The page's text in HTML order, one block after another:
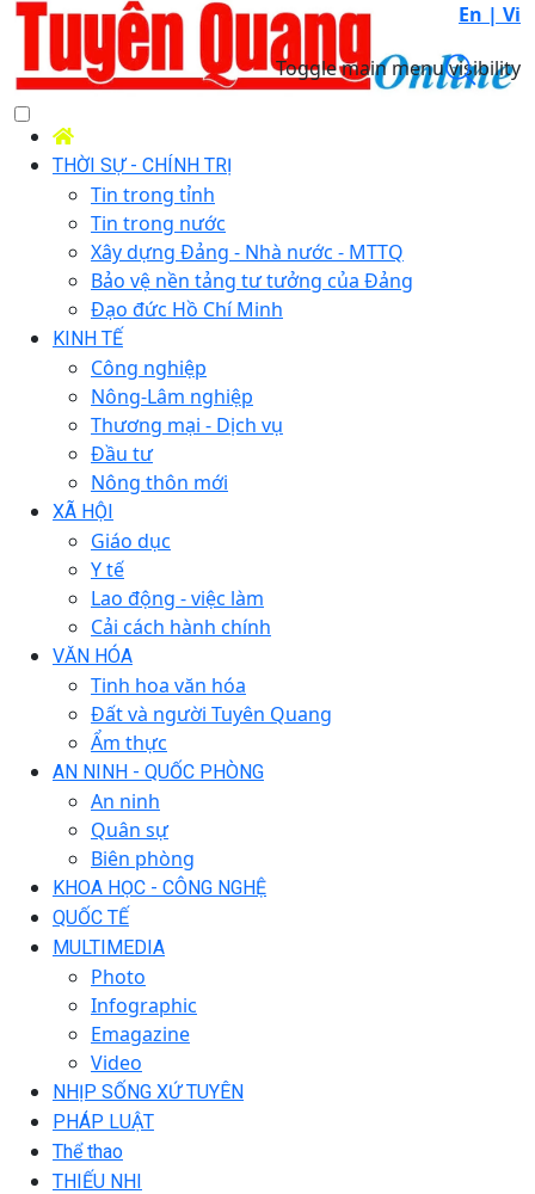
En | Vi
Toggle main menu visibility
THỜI SỰ - CHÍNH TRỊ
Tin trong tỉnh
Tin trong nước
Xây dựng Đảng - Nhà nước - MTTQ
Bảo vệ nền tảng tư tưởng của Đảng
Đạo đức Hồ Chí Minh
KINH TẾ
Công nghiệp
Nông-Lâm nghiệp
Thương mại - Dịch vụ
Đầu tư
Nông thôn mới
XÃ HỘI
Giáo dục
Y tế
Lao động - việc làm
Cải cách hành chính
VĂN HÓA
Tinh hoa văn hóa
Đất và người Tuyên Quang
Ẩm thực
AN NINH - QUỐC PHÒNG
An ninh
Quân sự
Biên phòng
KHOA HỌC - CÔNG NGHỆ
QUỐC TẾ
MULTIMEDIA
Photo
Infographic
Emagazine
Video
NHỊP SỐNG XỨ TUYÊN
PHÁP LUẬT
Thể thao
THIẾU NHI